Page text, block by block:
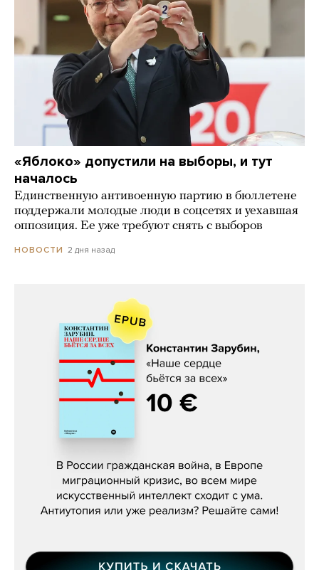
«Яблоко» допустили на выборы, и тут
началось
Единственную антивоенную партию в бюллетене
поддержали молодые люди в соцсетях и уехавшая
оппозиция. Ее уже требуют снять с выборов
НОВОСТИ 2 дня назад
Константин Зарубин, «Наше сердце